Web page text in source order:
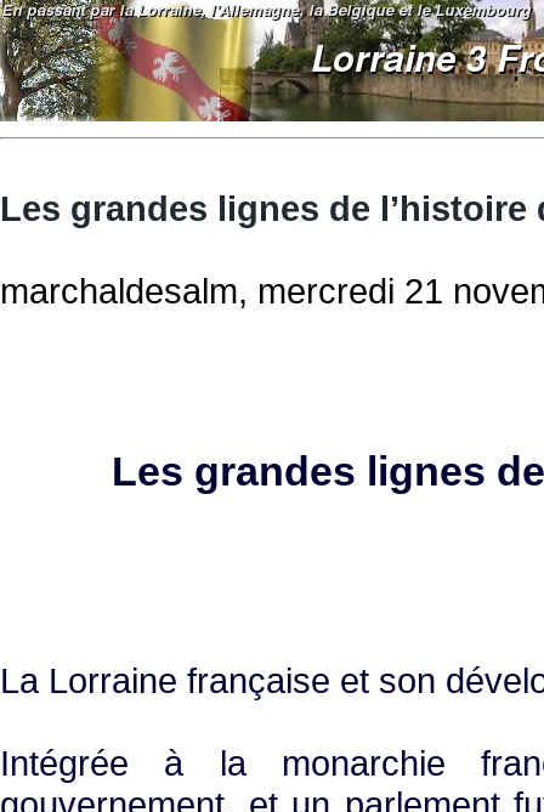
Les grandes lignes de l’histoire
marchaldesalm, mercredi 21
Les grandes lignes
La Lorraine française et son
Intégrée à la monarchie